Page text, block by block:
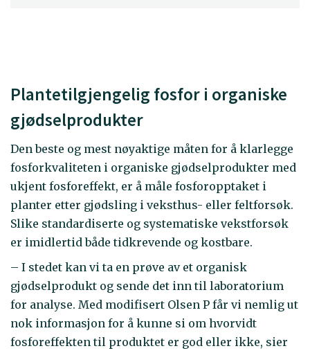
Plantetilgjengelig fosfor i organiske
gjødselprodukter
Den beste og mest nøyaktige måten for å klarlegge
fosforkvaliteten i organiske gjødselprodukter med
ukjent fosforeffekt, er å måle fosforopptaket i
planter etter gjødsling i veksthus- eller feltforsøk.
Slike standardiserte og systematiske vekstforsøk
er imidlertid både tidkrevende og kostbare.
– I stedet kan vi ta en prøve av et organisk
gjødselprodukt og sende det inn til laboratorium
for analyse. Med modifisert Olsen P får vi nemlig ut
nok informasjon for å kunne si om hvorvidt
fosforeffekten til produktet er god eller ikke, sier